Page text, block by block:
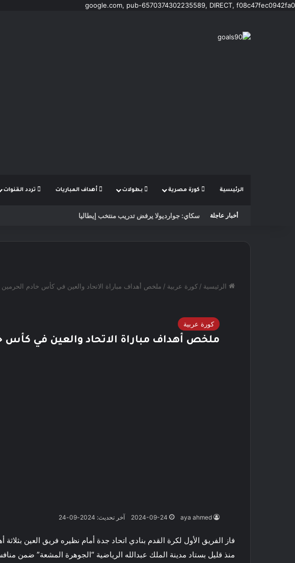
google.com, pub-6570374302235589, DIRECT, f08c47fec0942fa0
الرئيسية كورة مصرية بطولات أهداف المباريات تردد القنوات
أخبار عاجلة سكاي: جوارديولا يرفض تدريب منتخب إيطاليا
الرئيسية / كورة عربية / ملخص أهداف مباراة الاتحاد والعين في كأس خادم
كورة عربية
ملخص أهداف مباراة الاتحاد والعين في كأس
aya ahmed
2024-09-24 آخر تحديث: 2024-09-24
فاز الفريق الأول لكرة القدم بنادي اتحاد جدة أمام نظيره فريق العين
منذ قليل بستاد مدينة الملك عبدالله الرياضية “الجوهرة المشعة” ضمن